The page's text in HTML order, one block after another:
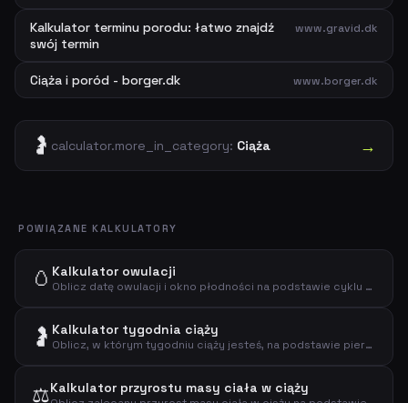
Kalkulator terminu porodu: łatwo znajdź
swój termin
www.gravid.dk
Ciąża i poród - borger.dk www.borger.dk
🤰 calculator.more_in_category: Ciąża →
POWIĄZANE KALKULATORY
🥚 Kalkulator owulacji
Oblicz datę owulacji i okno płodności na podstawie cyklu menstruacyjnego.
🤰 Kalkulator tygodnia ciąży
Oblicz, w którym tygodniu ciąży jesteś, na podstawie pierwszego dnia ostatniej miesiączki.
⚖️Kalkulator przyrostu masy ciała w ciąży